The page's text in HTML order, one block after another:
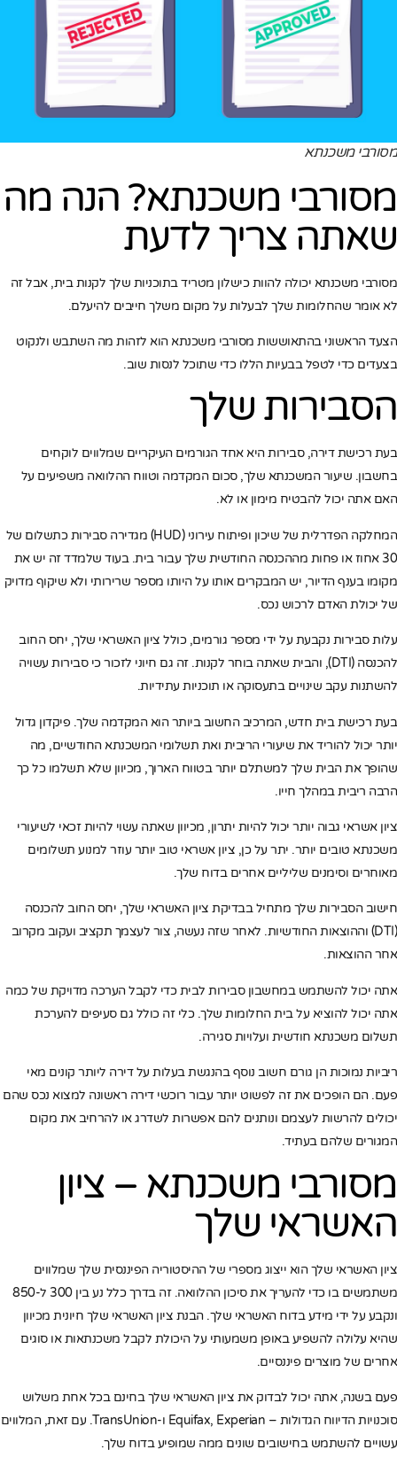
מסורבי משכנתא
מסורבי משכנתא? הנה מה
שאתה צריך לדעת
מסורבי משכנתא יכולה להוות כישלון מטריד בתוכניות שלך לקנות בית, אבל זה
לא אומר שהחלומות שלך לבעלות על מקום משלך חייבים להיעלם.
הצעד הראשוני בהתאוששות מסורבי משכנתא הוא לזהות מה השתבש ולנקוט
בצעדים כדי לטפל בבעיות הללו כדי שתוכל לנסות שוב.
הסבירות שלך
בעת רכישת דירה, סבירות היא אחד הגורמים העיקריים שמלווים לוקחים
בחשבון. שיעור המשכנתא שלך, סכום המקדמה וטווח ההלוואה משפיעים על
האם אתה יכול להבטיח מימון או לא.
המחלקה הפדרלית של שיכון ופיתוח עירוני (HUD) מגדירה סבירות כתשלום של
30 אחוז או פחות מההכנסה החודשית שלך עבור בית. בעוד שלמדד זה יש את
מקומו בענף הדיור, יש המבקרים אותו על היותו מספר שרירותי ולא שיקוף מדויק
של יכולת האדם לרכוש נכס.
עלות סבירות נקבעת על ידי מספר גורמים, כולל ציון האשראי שלך, יחס החוב
להכנסה (DTI), והבית שאתה בוחר לקנות. זה גם חיוני לזכור כי סבירות עשויה
להשתנות עקב שינויים בתעסוקה או תוכניות עתידיות.
בעת רכישת בית חדש, המרכיב החשוב ביותר הוא המקדמה שלך. פיקדון גדול
יותר יכול להוריד את שיעורי הריבית ואת תשלומי המשכנתא החודשיים, מה
שהופך את הבית שלך למשתלם יותר בטווח הארוך, מכיוון שלא תשלמו כל כך
הרבה ריבית במהלך חייו.
ציון אשראי גבוה יותר יכול להיות יתרון, מכיוון שאתה עשוי להיות זכאי לשיעורי
משכנתא טובים יותר. יתר על כן, ציון אשראי טוב יותר עוזר למנוע תשלומים
מאוחרים וסימנים שליליים אחרים בדוח שלך.
חישוב הסבירות שלך מתחיל בבדיקת ציון האשראי שלך, יחס החוב להכנסה
(DTI) וההוצאות החודשיות. לאחר שזה נעשה, צור לעצמך תקציב ועקוב מקרוב
אחר ההוצאות.
אתה יכול להשתמש במחשבון סבירות לבית כדי לקבל הערכה מדויקת של כמה
אתה יכול להוציא על בית החלומות שלך. כלי זה כולל גם סעיפים להערכת
תשלום משכנתא חודשית ועלויות סגירה.
ריביות נמוכות הן גורם חשוב נוסף בהנגשת בעלות על דירה ליותר קונים מאי
פעם. הם הופכים את זה לפשוט יותר עבור רוכשי דירה ראשונה למצוא נכס שהם
יכולים להרשות לעצמם ונותנים להם אפשרות לשדרג או להרחיב את מקום
המגורים שלהם בעתיד.
מסורבי משכנתא – ציון
האשראי שלך
ציון האשראי שלך הוא ייצוג מספרי של ההיסטוריה הפיננסית שלך שמלווים
משתמשים בו כדי להעריך את סיכון ההלוואה. זה בדרך כלל נע בין 300 ל-850
ונקבע על ידי מידע בדוח האשראי שלך. הבנת ציון האשראי שלך חיונית מכיוון
שהיא עלולה להשפיע באופן משמעותי על היכולת לקבל משכנתאות או סוגים
אחרים של מוצרים פיננסיים.
פעם בשנה, אתה יכול לבדוק את ציון האשראי שלך בחינם בכל אחת משלוש
סוכנויות הדיווח הגדולות – Equifax, Experian ו-TransUnion. עם זאת, המלווים
עשויים להשתמש בחישובים שונים ממה שמופיע בדוח שלך.